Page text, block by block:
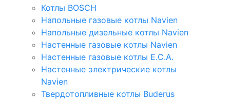
Котлы BOSCH
Напольные газовые котлы Navien
Напольные дизельные котлы Navien
Настенные газовые котлы Navien
Настенные газовые котлы E.C.A.
Настенные электрические котлы
Navien
Твердотопливные котлы Buderus